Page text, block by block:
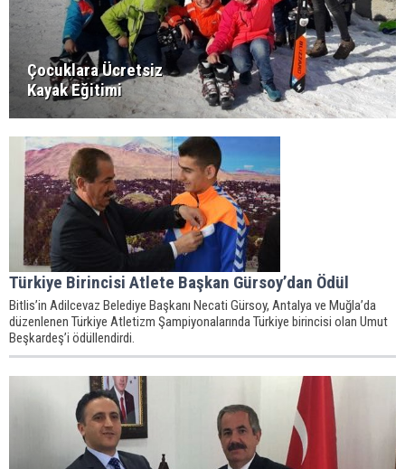
Çocuklara Ücretsiz
Kayak Eğitimi
Türkiye Birincisi Atlete Başkan Gürsoy’dan Ödül
Bitlis’in Adilcevaz Belediye Başkanı Necati Gürsoy, Antalya ve Muğla’da
düzenlenen Türkiye Atletizm Şampiyonalarında Türkiye birincisi olan Umut
Beşkardeş’i ödüllendirdi.